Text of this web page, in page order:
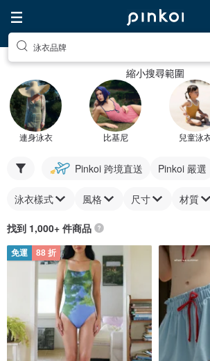
泳衣品牌
縮小搜尋範圍
連身泳衣 比基尼 兒童泳
Pinkoi 跨境直送 Pinkoi 嚴選
泳衣樣式 風格 尺寸 材質
找到 1,000+ 件商品
免運 88 折